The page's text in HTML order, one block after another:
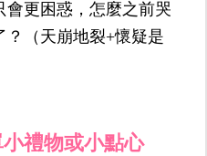
會更困惑，怎麼之前哭
？（天崩地裂+懷疑是
禮物或小點心